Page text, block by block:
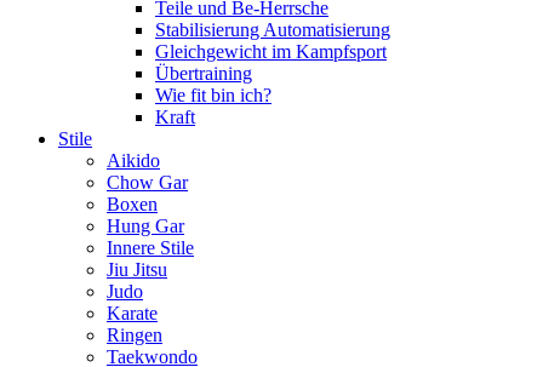
Teile und Be-Herrsche
Stabilisierung Automatisierung
Gleichgewicht im Kampfsport
Übertraining
Wie fit bin ich?
Kraft
Stile
Aikido
Chow Gar
Boxen
Hung Gar
Innere Stile
Jiu Jitsu
Judo
Karate
Ringen
Taekwondo